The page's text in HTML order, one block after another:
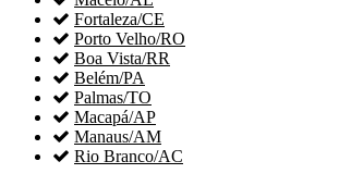
 Fortaleza/CE
 Porto Velho/RO
 Boa Vista/RR
 Belém/PA
 Palmas/TO
 Macapá/AP
 Manaus/AM
 Rio Branco/AC